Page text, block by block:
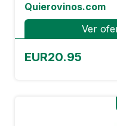
Quierovinos.com
Ver
EUR20.95